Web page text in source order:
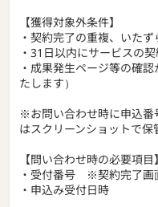
【獲得対象外条件】
・契約完了の重複、いた
・31日以内にサービスの
・成果発生ページ等の確
たします）
※お問い合わせ時に申込番
はスクリーンショットで保
【問い合わせ時の必要項目】
・受付番号 ※契約完了画
・申込み受付日時